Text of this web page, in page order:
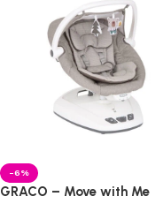
-6%
GRACO – Move with Me